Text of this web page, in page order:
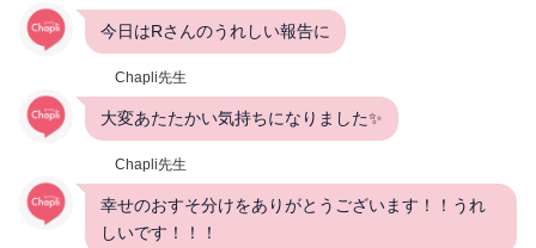
今日はRさんのうれしい報告に
Chapli先生
大変あたたかい気持ちになりました✨
Chapli先生
幸せのおすそ分けをありがとうございます！！うれ
しいです！！！